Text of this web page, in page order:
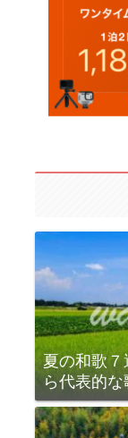
夏の和歌
ら代表的な